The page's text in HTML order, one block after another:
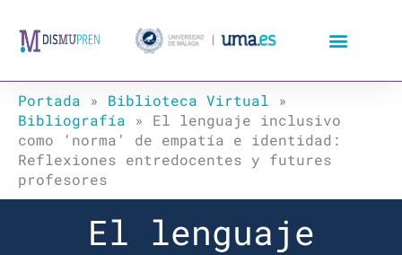
Portada » Biblioteca Virtual »
Bibliografía » El lenguaje inclusivo
como ‘norma’ de empatía e identidad:
Reflexiones entredocentes y futures
profesores
El lenguaje